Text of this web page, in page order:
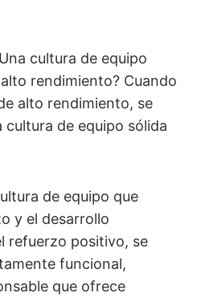
cultura de equipo
rendimiento? Cuando
alto rendimiento, se
cultura de equipo sólida
de equipo que
y el desarrollo
refuerzo positivo, se
funcional,
que ofrece